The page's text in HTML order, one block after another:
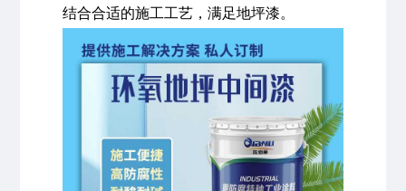
结合合适的施工工艺，满足地坪漆。